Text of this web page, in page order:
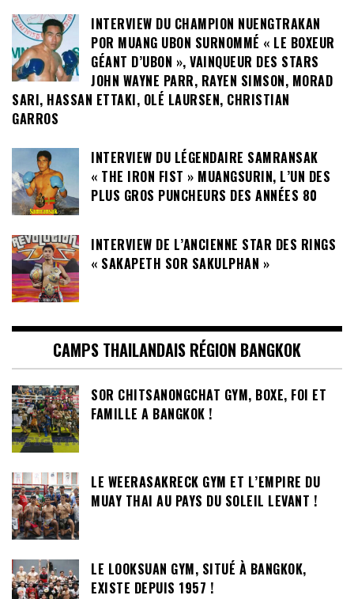
INTERVIEW DU CHAMPION NUENGTRAKAN
POR MUANG UBON SURNOMMÉ « LE BOXEUR
GÉANT D’UBON », VAINQUEUR DES STARS
JOHN WAYNE PARR, RAYEN SIMSON, MORAD
SARI, HASSAN ETTAKI, OLÉ LAURSEN, CHRISTIAN
GARROS
INTERVIEW DU LÉGENDAIRE SAMRANSAK
« THE IRON FIST » MUANGSURIN, L’UN DES
PLUS GROS PUNCHEURS DES ANNÉES 80
INTERVIEW DE L’ANCIENNE STAR DES RINGS
« SAKAPETH SOR SAKULPHAN »
CAMPS THAILANDAIS RÉGION BANGKOK
SOR CHITSANONGCHAT GYM, BOXE, FOI ET
FAMILLE A BANGKOK !
LE WEERASAKRECK GYM ET L’EMPIRE DU
MUAY THAI AU PAYS DU SOLEIL LEVANT !
LE LOOKSUAN GYM, SITUÉ À BANGKOK,
EXISTE DEPUIS 1957 !